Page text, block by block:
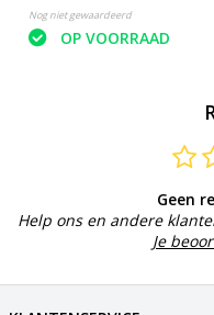
Nog niet gewaardeerd
OP VOORRAAD
Geen
Help ons en andere
Je